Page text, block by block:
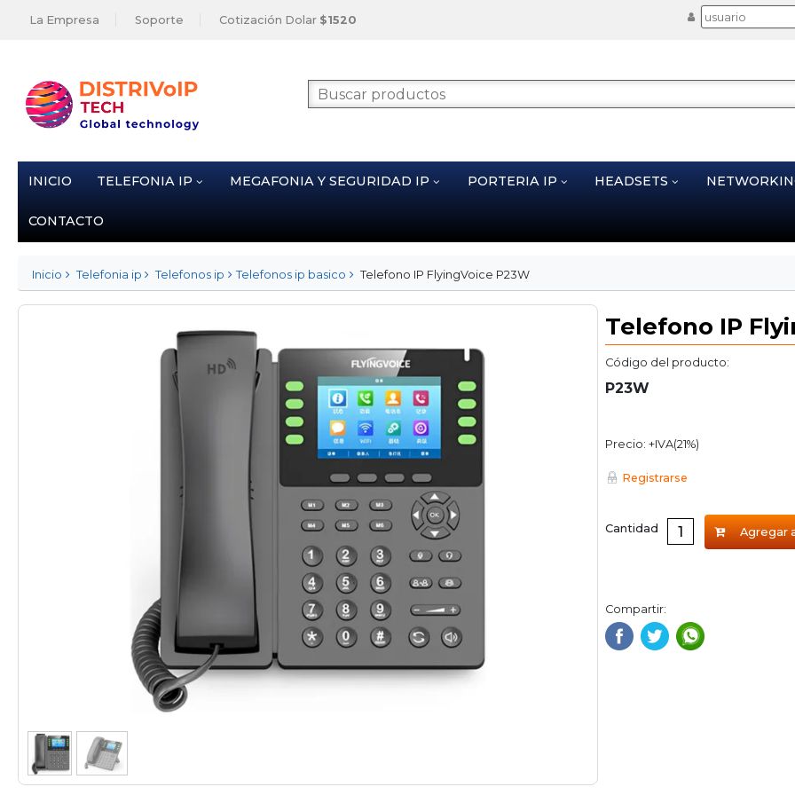
La Empresa Soporte Cotización Dolar $1520
INICIO TELEFONIA IP MEGAFONIA Y SEGURIDAD IP PORTERIA IP HEADSETS
CONTACTO
Inicio Telefonia ip Telefonos ip Telefonos ip basico Telefono IP FlyingVoice P23W
Telefono IP
Código del producto:
P23W
Precio: +IVA(21%)
Registrarse
Cantidad Agregar
Compartir: